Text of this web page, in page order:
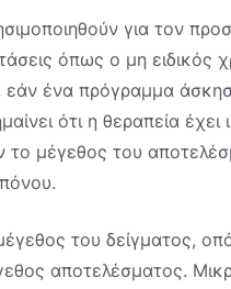
για τον
όπως ο μη ειδικός
εάν ένα πρόγραμμα
ότι η θεραπεία έχει
μέγεθος του
του δείγματος,
αποτελέσματος.